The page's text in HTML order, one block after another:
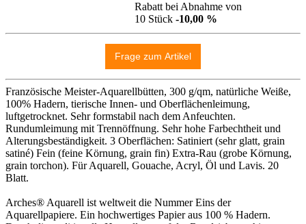
Rabatt bei Abnahme von
10 Stück -10,00 %
Französische Meister-Aquarellbütten, 300 g/qm, natürliche Weiße,
100% Hadern, tierische Innen- und Oberflächenleimung,
luftgetrocknet. Sehr formstabil nach dem Anfeuchten.
Rundumleimung mit Trennöffnung. Sehr hohe Farbechtheit und
Alterungsbeständigkeit. 3 Oberflächen: Satiniert (sehr glatt, grain
satiné) Fein (feine Körnung, grain fin) Extra-Rau (grobe Körnung,
grain torchon). Für Aquarell, Gouache, Acryl, Öl und Lavis. 20
Blatt.
Arches® Aquarell ist weltweit die Nummer Eins der
Aquarellpapiere. Ein hochwertiges Papier aus 100 % Hadern.